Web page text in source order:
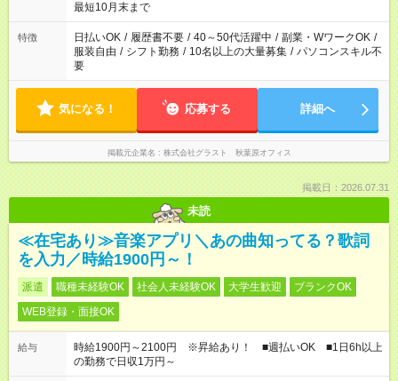
最短10月末まで
特徴 日払いOK / 履歴書不要 / 40～50代活躍中 / 副業・WワークOK /
服装自由 / シフト勤務 / 10名以上の大量募集 / パソコンスキル不
要
気になる！ 応募する 詳細へ
掲載元企業名 株式会社グラスト 秋葉原オフィス
掲載日：2026.07.31
未読
≪在宅あり≫音楽アプリ＼あの曲知ってる？歌詞
を入力／時給1900円～！
派遣 職種未経験OK 社会人未経験OK 大学生歓迎
ブランクOK
WEB登録・面接OK
給与
時給1900円～2100円 ※昇給あり！ ■週払いOK ■1日6h以上
の勤務で日収1万円～